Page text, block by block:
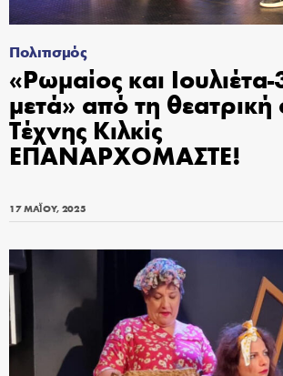
Πολιτισμός
«Ρωμαίος και
μετά» από τη θεατρική
Τέχνης Κιλκίς
ΕΠΑΝΑΡΧΟΜΑΣΤΕ!
17 ΜΑΪ́ΟΥ, 2025